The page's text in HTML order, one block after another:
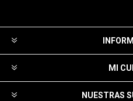
MI
NUESTRAS